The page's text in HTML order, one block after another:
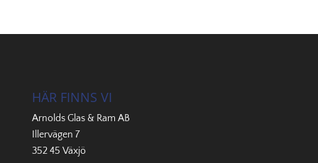
HÄR FINNS VI
Arnolds Glas & Ram AB
Illervägen 7
352 45 Växjö